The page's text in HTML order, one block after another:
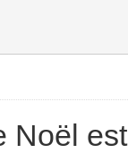
Noël